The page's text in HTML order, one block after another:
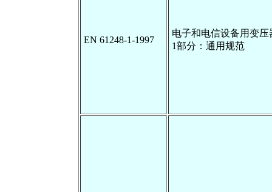
EN 61248-1-1997
电子和电信设备用变
1部分：通用规范